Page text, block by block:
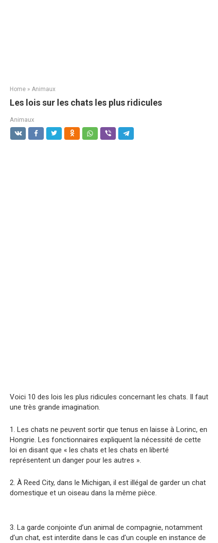
Home » Animaux
Les lois sur les chats les plus ridicules
Animaux
Voici 10 des lois les plus ridicules concernant les chats. Il faut
une très grande imagination.
1. Les chats ne peuvent sortir que tenus en laisse à Lorinc, en
Hongrie. Les fonctionnaires expliquent la nécessité de cette
loi en disant que « les chats et les chats en liberté
représentent un danger pour les autres ».
2. À Reed City, dans le Michigan, il est illégal de garder un chat
domestique et un oiseau dans la même pièce.
3. La garde conjointe d’un animal de compagnie, notamment
d’un chat, est interdite dans le cas d’un couple en instance de